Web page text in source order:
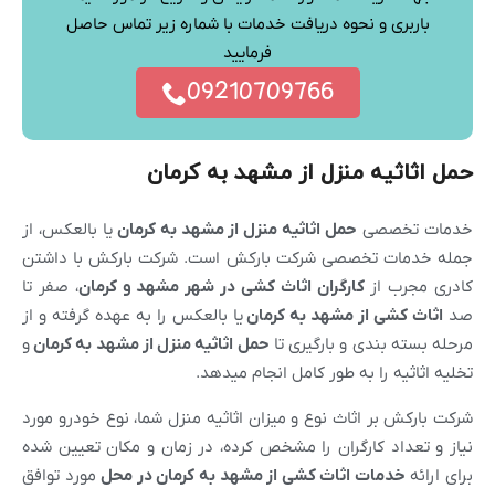
باربری و نحوه دریافت خدمات با شماره زیر تماس حاصل
فرمایید
09210709766
حمل اثاثیه منزل از مشهد به کرمان
خدمات تخصصی حمل اثاثیه منزل ازمشهدبه کرمانیا بالعکس، از
جمله خدمات تخصصی شرکت بارکش است. شرکت بارکش با داشتن
کادری مجرب ازکارگران اثاث کشی در شهر مشهد وکرمان، صفر تا
صد اثاث کشی از مشهد به کرمانیا بالعکس را به عهده گرفته و از
مرحله بسته بندی و بارگیری تا حمل اثاثیه منزل ازمشهد به کرمانو
تخلیه اثاثیه را به طور کامل انجام میدهد.
شرکت بارکش بر اثاث نوع و میزان اثاثیه منزل شما، نوع خودرو مورد
نیاز و تعداد کارگران را مشخص کرده، در زمان و مکان تعیین شده
برای ارائه خدمات اثاث کشی ازمشهدبه کرمان در محلمورد توافق